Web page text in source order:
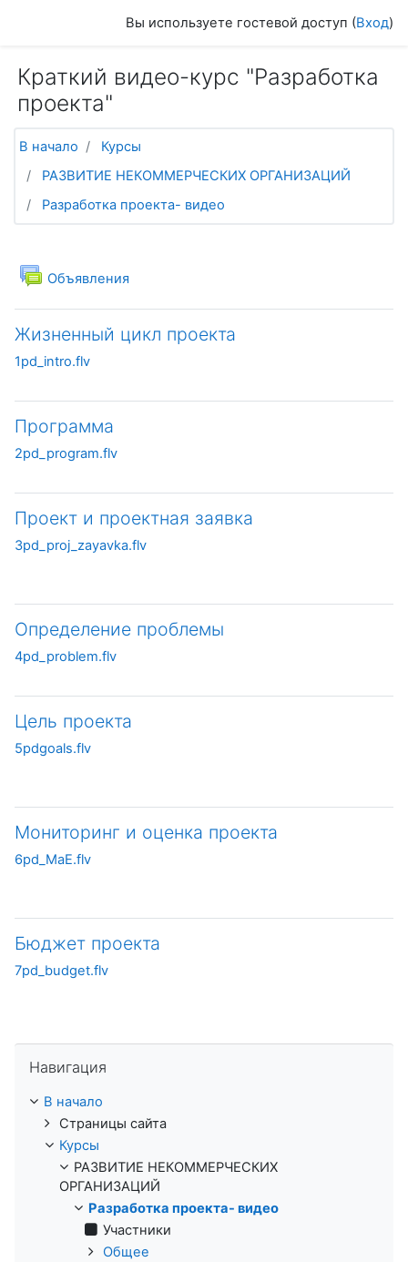
Вы используете гостевой доступ (Вход)
Краткий видео-курс "Разработка
проекта"
В начало
Курсы
РАЗВИТИЕ НЕКОММЕРЧЕСКИХ ОРГАНИЗАЦИЙ
Разработка проекта- видео
Тематический план
ОбщееОбъявления
Форум
Жизненный цикл проекта
1pd_intro.flv
Программа
2pd_program.flv
Проект и проектная заявка
3pd_proj_zayavka.flv
Определение проблемы
4pd_problem.flv
Цель проекта
5pdgoals.flv
Мониторинг и оценка проекта
6pd_MaE.flv
Бюджет проекта
7pd_budget.flv
Навигация
В начало
Страницы сайта
Курсы
РАЗВИТИЕ НЕКОММЕРЧЕСКИХ
ОРГАНИЗАЦИЙ
Разработка проекта- видео
Участники
Общее